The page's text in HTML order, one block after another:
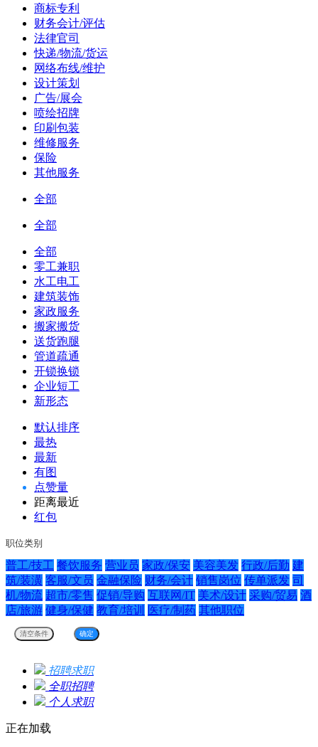
商标专利
财务会计/评估
法律官司
快递/物流/货运
网络布线/维护
设计策划
广告/展会
喷绘招牌
印刷包装
维修服务
保险
其他服务
全部
全部
全部
零工兼职
水工电工
建筑装饰
家政服务
搬家搬货
送货跑腿
管道疏通
开锁换锁
企业短工
新形态
默认排序
最热
最新
有图
点赞量
距离最近
红包
职位类别
普工/技工 餐饮服务 营业员 家政/保安 美容美发 行政/后勤 建
筑/装潢 客服/文员 金融保险 财务/会计 销售岗位 传单派发 司
机/物流 超市/零售 促销/导购 互联网/IT 美术/设计 采购/贸易 酒
店/旅游 健身/保健 教育/培训 医疗/制药 其他职位
招聘求职
全职招聘
个人求职
正在加载